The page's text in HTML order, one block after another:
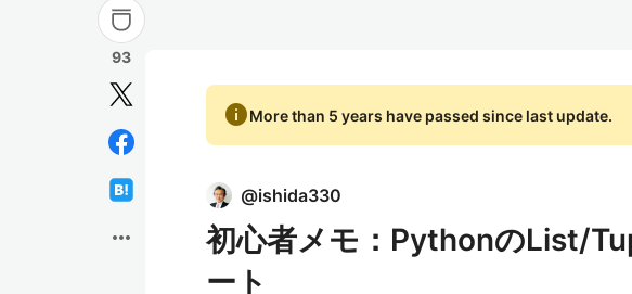
93
more_horiz
infoMore than 5 years have passed since last update.
@ishida330
初心者メモ：PythonのList/
ート